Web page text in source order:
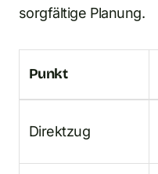
sorgfältige Planung.
Punkt
Direktzug